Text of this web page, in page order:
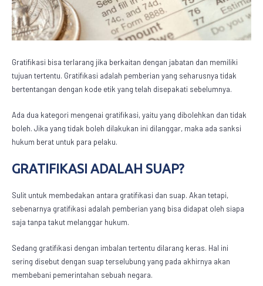
Gratifikasi bisa terlarang jika berkaitan dengan jabatan dan memiliki
tujuan tertentu. Gratifikasi adalah pemberian yang seharusnya tidak
bertentangan dengan kode etik yang telah disepakati sebelumnya.
Ada dua kategori mengenai gratifikasi, yaitu yang dibolehkan dan tidak
boleh. Jika yang tidak boleh dilakukan ini dilanggar, maka ada sanksi
hukum berat untuk para pelaku.
GRATIFIKASI ADALAH SUAP?
Sulit untuk membedakan antara gratifikasi dan suap. Akan tetapi,
sebenarnya gratifikasi adalah pemberian yang bisa didapat oleh siapa
saja tanpa takut melanggar hukum.
Sedang gratifikasi dengan imbalan tertentu dilarang keras. Hal ini
sering disebut dengan suap terselubung yang pada akhirnya akan
membebani pemerintahan sebuah negara.